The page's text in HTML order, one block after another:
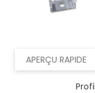
APERÇU RAPIDE